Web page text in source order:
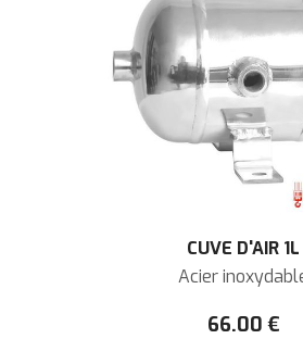
CUVE D'AIR 1L
Acier
66.00 €